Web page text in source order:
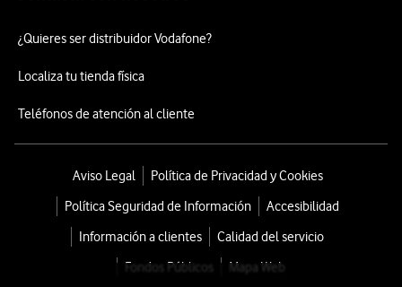
¿Quieres ser distribuidor Vodafone?
Localiza tu tienda física
Teléfonos de atención al cliente
Aviso Legal
Política de Privacidad y Cookies
Política Seguridad de Información
Accesibilidad
Información a clientes
Calidad del servicio
Fondos Públicos
Mapa Web